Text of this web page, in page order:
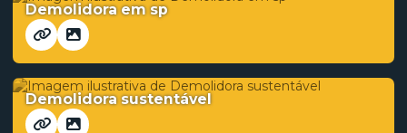
Demolidora em sp
Demolidora sustentável